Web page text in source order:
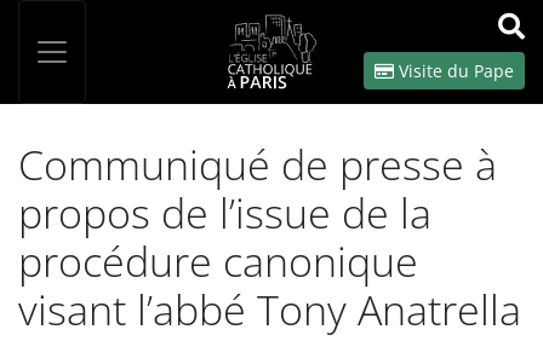
OK
Visite du Pape
Communiqué de presse à
propos de l’issue de la
procédure canonique
visant l’abbé Tony Anatrella
Panneau de gestion des cookies